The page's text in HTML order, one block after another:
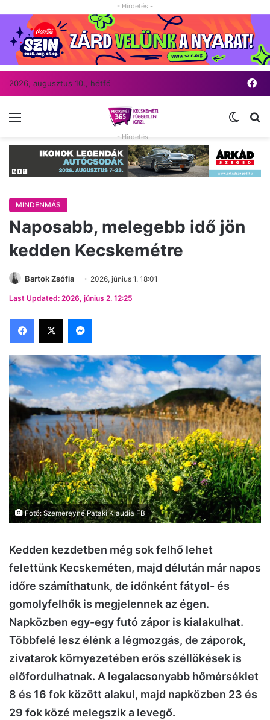
- Hirdetés -
2026, augusztus 10., hétfő
Menü
- Hirdetés -
MINDENMÁS
Naposabb, melegebb idő jön
kedden Kecskemétre
Bartok Zsófia 2026, június 1. 18:01
Last Updated: 2026, június 2. 12:25
Facebook
X Messenger
Fotó: Szemereyné Pataki Klaudia FB
Kedden kezdetben még sok felhő lehet
felettünk Kecskeméten, majd délután már napos
időre számíthatunk, de időnként fátyol- és
gomolyfelhők is megjelennek az égen.
Napközben egy-egy futó zápor is kialakulhat.
Többfelé lesz élénk a légmozgás, de záporok,
zivatarok környezetében erős széllökések is
előfordulhatnak. A legalacsonyabb hőmérséklet
8 és 16 fok között alakul, majd napközben 23 és
29 fok közé melegszik a levegő.